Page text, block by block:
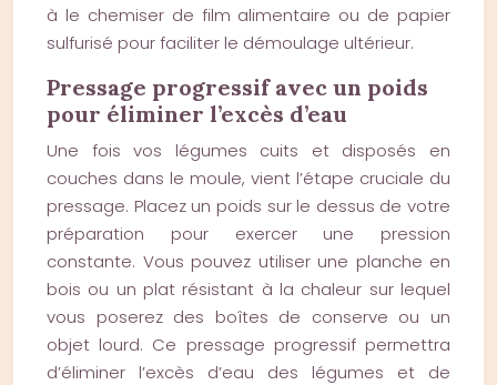
à le chemiser de film alimentaire ou de papier
sulfurisé pour faciliter le démoulage ultérieur.
Pressage progressif avec un poids
pour éliminer l’excès d’eau
Une fois vos légumes cuits et disposés en
couches dans le moule, vient l’étape cruciale du
pressage. Placez un poids sur le dessus de votre
préparation pour exercer une pression
constante. Vous pouvez utiliser une planche en
bois ou un plat résistant à la chaleur sur lequel
vous poserez des boîtes de conserve ou un
objet lourd. Ce pressage progressif permettra
d’éliminer l’excès d’eau des légumes et de